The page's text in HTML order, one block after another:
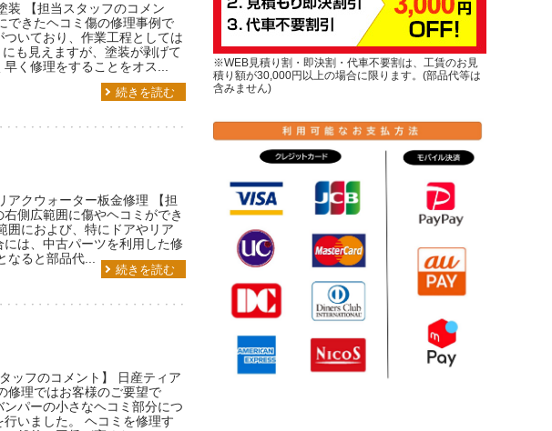
装 【担当スタッフのコメン
できたヘコミ傷の修理事例で
いており、作業工程としては
も見えますが、塗装が剥げて
く修理をすることをオス...
続きを読む
アクウォーター板金修理 【担
側広範囲に傷やヘコミができ
囲におよび、特にドアやリア
は、中古パーツを利用した修
ると部品代...
続きを読む
ッフのコメント】 日産ティア
修理ではお客様のご要望で
ンパーの小さなヘコミ部分につ
いました。 ヘコミを修理す
※WEB見積り割・即決割・代車不要割は、工賃のお見
積り額が30,000円以上の場合に限ります。(部品代等は
含みません)